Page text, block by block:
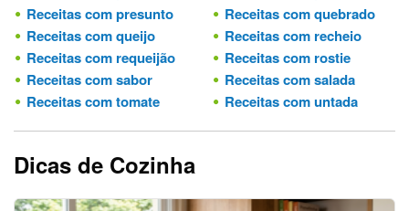
Receitas com presunto
Receitas com quebrado
Receitas com queijo
Receitas com recheio
Receitas com requeijão
Receitas com rostie
Receitas com sabor
Receitas com salada
Receitas com tomate
Receitas com untada
Dicas de Cozinha